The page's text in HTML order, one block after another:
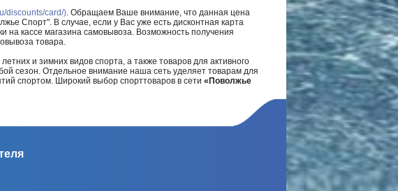
discounts/card/). Обращаем Ваше внимание, что данная цена
Спорт". В случае, если у Вас уже есть дисконтная карта
на кассе магазина самовывоза. Возможность получения
товара.
и зимних видов спорта, а также товаров для активного
сезон. Отдельное внимание наша сеть уделяет товарам для
спортом. Широкий выбор спорттоваров в сети «Поволжье